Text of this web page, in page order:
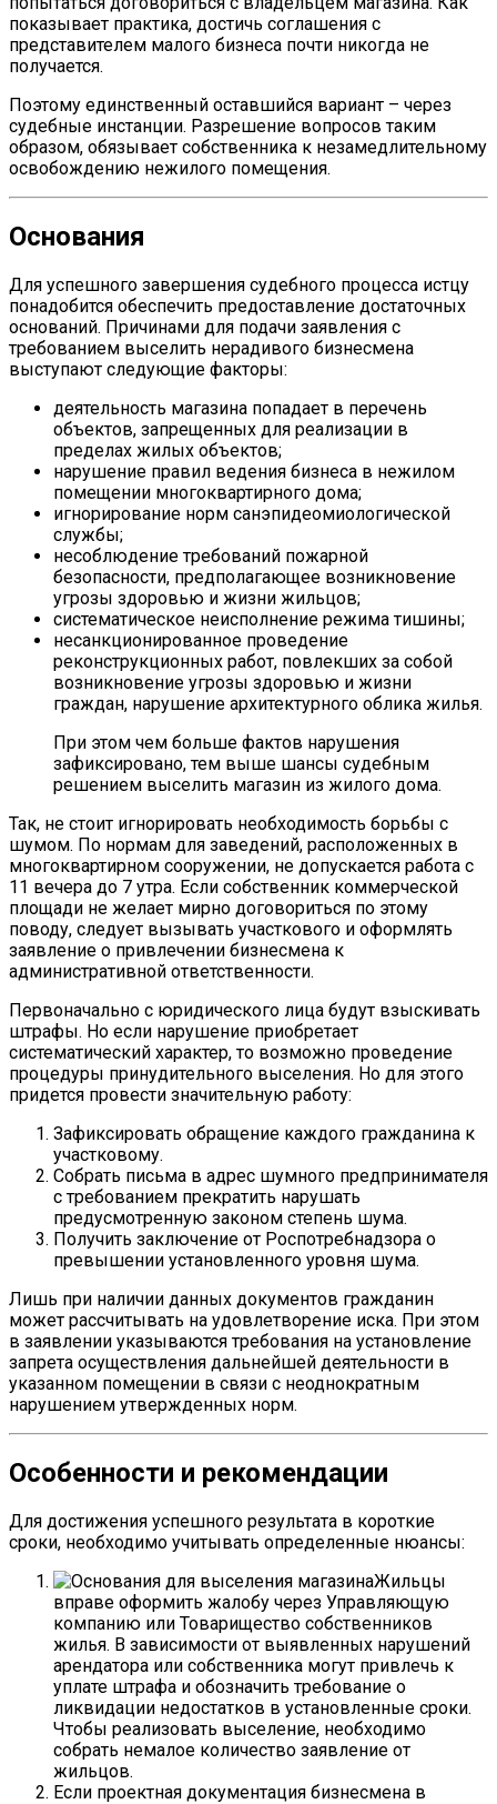
показывает практика, достичь соглашения с
представителем малого бизнеса почти никогда не
получается.
Поэтому единственный оставшийся вариант – через
судебные инстанции. Разрешение вопросов таким
образом, обязывает собственника к незамедлительному
освобождению нежилого помещения.
Основания
Для успешного завершения судебного процесса истцу
понадобится обеспечить предоставление достаточных
оснований. Причинами для подачи заявления с
требованием выселить нерадивого бизнесмена
выступают следующие факторы:
деятельность магазина попадает в перечень
объектов, запрещенных для реализации в
пределах жилых объектов;
нарушение правил ведения бизнеса в нежилом
помещении многоквартирного дома;
игнорирование норм санэпидеомиологической
службы;
несоблюдение требований пожарной
безопасности, предполагающее возникновение
угрозы здоровью и жизни жильцов;
систематическое неисполнение режима тишины;
несанкционированное проведение
реконструкционных работ, повлекших за собой
возникновение угрозы здоровью и жизни
граждан, нарушение архитектурного облика жилья.
При этом чем больше фактов нарушения
зафиксировано, тем выше шансы судебным
решением выселить магазин из жилого дома.
Так, не стоит игнорировать необходимость борьбы с
шумом. По нормам для заведений, расположенных в
многоквартирном сооружении, не допускается работа с
11 вечера до 7 утра. Если собственник коммерческой
площади не желает мирно договориться по этому
поводу, следует вызывать участкового и оформлять
заявление о привлечении бизнесмена к
административной ответственности.
Первоначально с юридического лица будут взыскивать
штрафы. Но если нарушение приобретает
систематический характер, то возможно проведение
процедуры принудительного выселения. Но для этого
придется провести значительную работу:
Зафиксировать обращение каждого гражданина к
участковому.
Собрать письма в адрес шумного предпринимателя
с требованием прекратить нарушать
предусмотренную законом степень шума.
Получить заключение от Роспотребнадзора о
превышении установленного уровня шума.
Лишь при наличии данных документов гражданин
может рассчитывать на удовлетворение иска. При этом
в заявлении указываются требования на установление
запрета осуществления дальнейшей деятельности в
указанном помещении в связи с неоднократным
нарушением утвержденных норм.
Особенности и рекомендации
Для достижения успешного результата в короткие
сроки, необходимо учитывать определенные нюансы:
Жильцы
вправе оформить жалобу через Управляющую
компанию или Товарищество собственников
жилья. В зависимости от выявленных нарушений
арендатора или собственника могут привлечь к
уплате штрафа и обозначить требование о
ликвидации недостатков в установленные сроки.
Чтобы реализовать выселение, необходимо
собрать немалое количество заявление от
жильцов.
Если проектная документация бизнесмена в